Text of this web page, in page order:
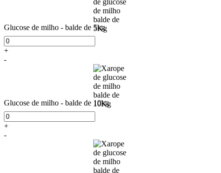
Glucose de milho - balde de 5kg
+
-
Glucose de milho - balde de 10kg
+
-